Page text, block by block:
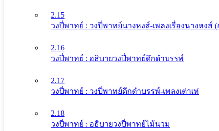
2.15
วงปี่พาทย์ : วงปี่พาทย์นางหงส์-เพลงเรื่องนางหงส์
2.16
วงปี่พาทย์ : อธิบายวงปี่พาทย์ดึกดําบรรพ์
2.17
วงปี่พาทย์ : วงปี่พาทย์ดึกดําบรรพ์-เพลงเต่าเห่
2.18
วงปี่พาทย์ : อธิบายวงปี่พาทย์ไม้นวม